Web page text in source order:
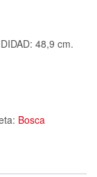
48,9 cm.
Bosca